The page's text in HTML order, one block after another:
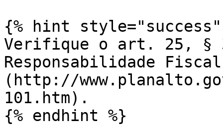
{% hint style="success"
Verifique o art. 25, §
Responsabilidade
(http://
101.htm).
{% endhint %}